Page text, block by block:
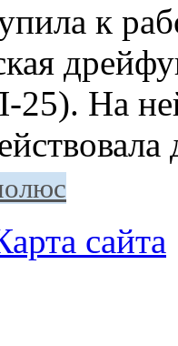
к
На
сайта